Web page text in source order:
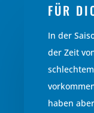
FÜR
In der
der Zeit
haben